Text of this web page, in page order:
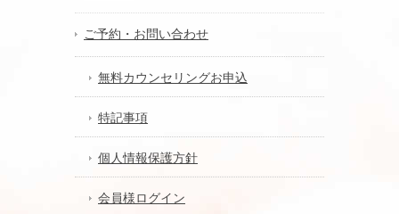
ご予約・お問い合わせ
無料カウンセリングお申込
特記事項
個人情報保護方針
会員様ログイン